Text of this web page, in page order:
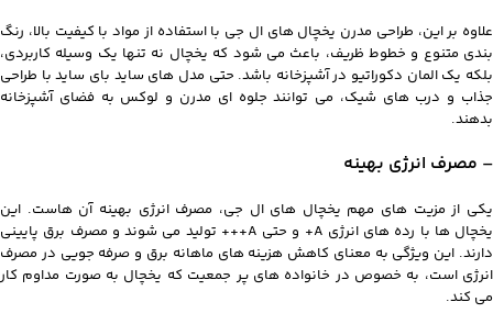
علاوه بر این، طراحی مدرن یخچال های ال جی با استفاده از مواد با کیفیت بالا، رنگ
بندی متنوع و خطوط ظریف، باعث می شود که یخچال نه تنها یک وسیله کاربردی،
بلکه یک المان دکوراتیو در آشپزخانه باشد. حتی مدل های ساید بای ساید با طراحی
جذاب و درب های شیک، می توانند جلوه ای مدرن و لوکس به فضای آشپزخانه
بدهند.
– مصرف انرژی بهینه
یکی از مزیت های مهم یخچال های ال جی، مصرف انرژی بهینه آن هاست. این
یخچال ها با رده های انرژی A+ و حتی A+++ تولید می شوند و مصرف برق پایینی
دارند. این ویژگی به معنای کاهش هزینه های ماهانه برق و صرفه جویی در مصرف
انرژی است، به خصوص در خانواده های پر جمعیت که یخچال به صورت مداوم کار
می کند.